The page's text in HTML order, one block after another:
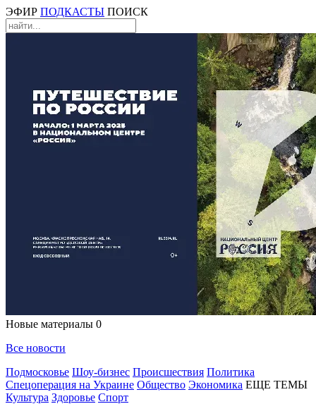
ЭФИР ПОДКАСТЫ ПОИСК
Новые материалы 0
Все новости
Подмосковье Шоу-бизнес Происшествия Политика
Спецоперация на Украине Общество Экономика ЕЩЕ ТЕМЫ
Культура Здоровье Спорт